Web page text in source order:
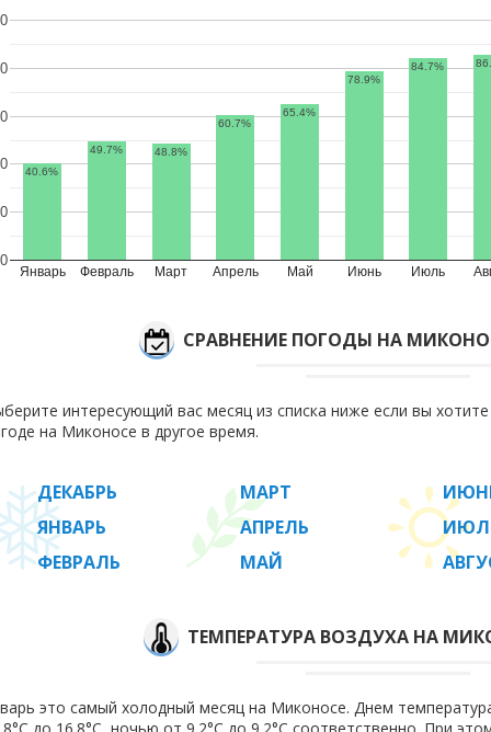
Январь Февраль Март Апрель Май Июнь Июль
0
40.6%
49.7% 48.8%
60.7%
65.4%
78.9%
84.7%
СРАВНЕНИЕ ПОГОДЫ НА
интересующий вас месяц из списка ниже если вы
на Миконосе в другое время.
ДЕКАБРЬ
ЯНВАРЬ
ФЕВРАЛЬ
МАРТ
АПРЕЛЬ
МАЙ
ТЕМПЕРАТУРА ВОЗДУХА НА
это самый холодный месяц на Миконосе. Днем